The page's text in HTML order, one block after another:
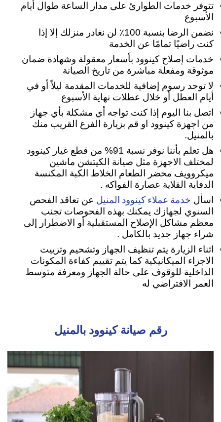
تتوفر خدمات الطوارئ على مدار الساعة طوال أيام
الأسبوع
نضمن الرضا بنسبة 100٪ لن نغادر منزلك إلا إذا
كنت راضيًا تمامًا عن الخدمة
خدمات إصلاح كينوود بأسعار معقولة وشهادة ضمان
موثوقة ومفعلة مباشرة من تاريخ الصيانة
لا توجد رسوم إضافية للخدمات المقدمة ليلاً أو في
أيام العطل أو خلال عطلات نهاية الأسبوع
اتصل بنا اليوم إذا كنت تواجه أي مشكلة بأي جهاز
من اجهزة كينوود او قم بزيارة الفرع القريب منك
بالمنيل.
هل تعلم بأننا نوفر نسبة 91% من قطع غيار كينوود
لمختلف الاجهزة مثل صيانة الكيتشن ماشين
ميكروويف محضر الطعام الخلاط الكبة المكنسة
الدفاية القلاية عصارة الفواكه .
اسأل خدمة عملاء كينوود المنيل عن تعاقد الفحص
السنوي لجهازك يمكنك بهذه الفحوصات تجنب
معظم مشاكل الإصلاح المستقبلية أو الاضطرار إلى
شراء جهاز جديد بالكامل .
اثناء الزيارة يتم تنظيف الجهاز وتشحيم وتزييت
الاجزاء الميكانيكية كما يتم تقييم كفاءة المكونات
الداخلية للوقوف على حالة الجهاز ومعرفة متوسط
العمر الافتراضي له
رقم صيانة كينوود بالمنيل